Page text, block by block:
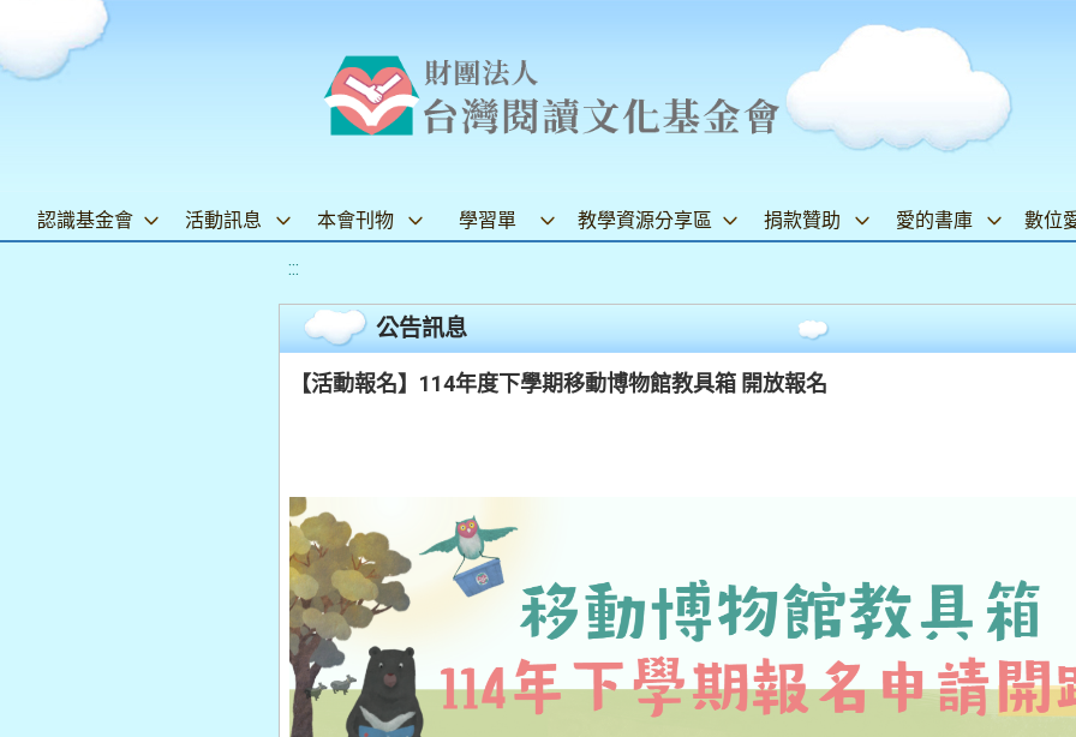
認識基金會 活動訊息 本會刊物 學習單 教學資源分享區 捐款贊助 愛的書庫 數位
:::
公告訊息
【活動報名】114年度下學期移動博物館教具箱 開放報名